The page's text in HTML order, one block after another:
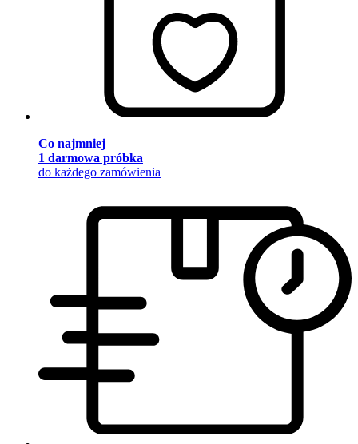
Co najmniej
1 darmowa próbka
do każdego zamówienia